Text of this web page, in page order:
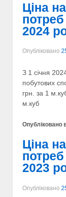
Ціна
потреб
2024
Опубліковано
З 1 січня
побутових
грн. за 1
м.куб
Опубліковано
Ціна
2023
Опубліковано